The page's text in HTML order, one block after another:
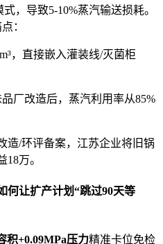
，导致5-10%蒸汽输送损耗。
：
，直接嵌入灌装线/灭菌柜
品厂改造后，蒸汽利用率从85%
造/环评备案，江苏企业将旧锅
万。
何让扩产计划“跳过90天等
积+0.09MPa压力精准卡位免检